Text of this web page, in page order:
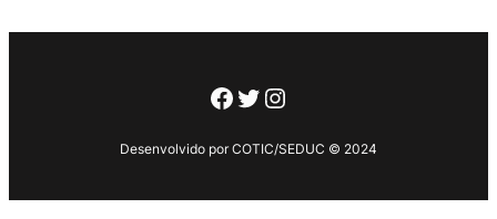
Facebook
Twitter
Instagram
Desenvolvido por COTIC/SEDUC © 2024